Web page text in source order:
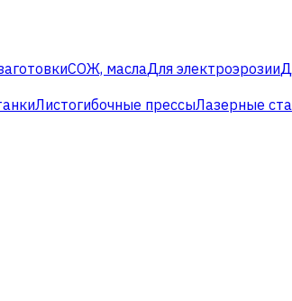
СОЖ, маслаДля электроэрозии
Листогибочные прессыЛазерные